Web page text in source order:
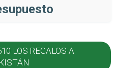
LOS REGALOS A